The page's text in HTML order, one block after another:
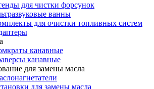
для чистки форсунок
ванны
для очистки топливных систем
канавные
канавные
для замены масла
для замены масла